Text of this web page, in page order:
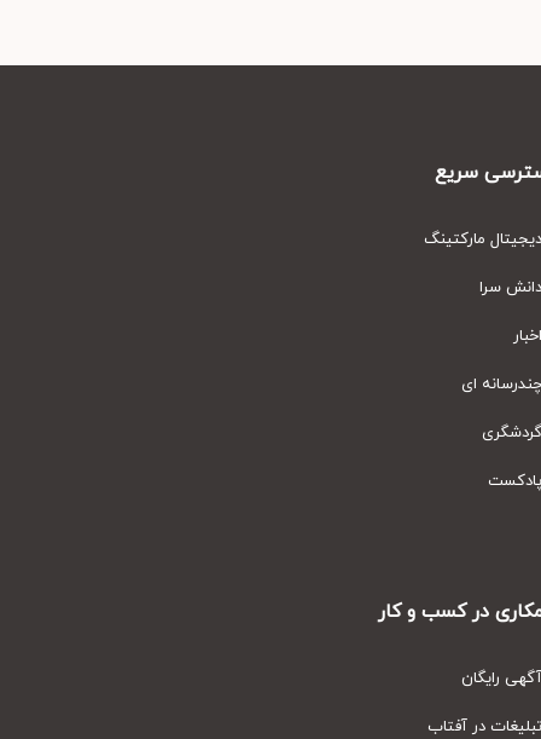
سریع
مارکتینگ
سرا
ای
در کسب و کار
رایگان
در آفتاب